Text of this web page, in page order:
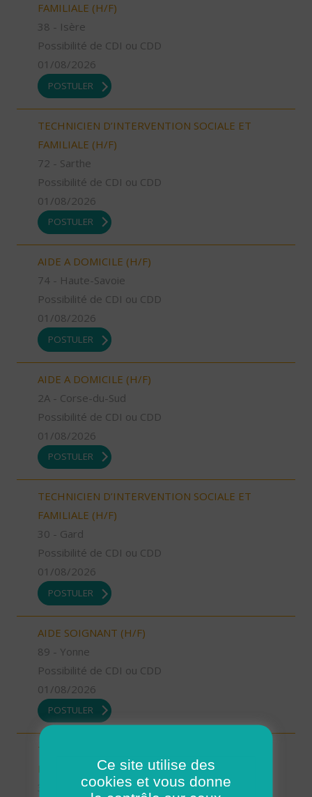
FAMILIALE (H/F)
38 - Isère
Possibilité de CDI ou CDD
01/08/2026
POSTULER
TECHNICIEN D’INTERVENTION SOCIALE ET
FAMILIALE (H/F)
72 - Sarthe
Possibilité de CDI ou CDD
01/08/2026
POSTULER
AIDE A DOMICILE (H/F)
74 - Haute-Savoie
Possibilité de CDI ou CDD
01/08/2026
POSTULER
AIDE A DOMICILE (H/F)
2A - Corse-du-Sud
Possibilité de CDI ou CDD
01/08/2026
POSTULER
TECHNICIEN D’INTERVENTION SOCIALE ET
FAMILIALE (H/F)
30 - Gard
Possibilité de CDI ou CDD
01/08/2026
POSTULER
AIDE SOIGNANT (H/F)
89 - Yonne
Possibilité de CDI ou CDD
01/08/2026
POSTULER
TECHNICIEN D’INTERVENTION SOCIALE ET
FAMILIALE (H/F)
37 - Indre-et-Loire
Ce site utilise des
cookies et vous donne